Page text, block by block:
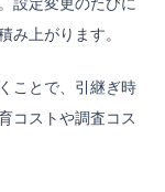
み上がります。
ことで、引継ぎ時
コストや調査コス